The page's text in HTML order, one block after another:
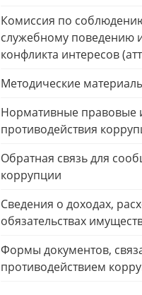
Комиссия по
служебному поведению
конфликта интересов
Методические
Нормативные правовые
противодействия
Обратная связь для
коррупции
Сведения о доходах,
обязательствах
Формы документов,
противодействием